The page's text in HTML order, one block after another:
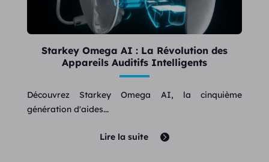
Starkey Omega AI : La Révolution des
Appareils Auditifs Intelligents
Découvrez Starkey Omega AI, la cinquième
génération d'aides...
Lire la suite